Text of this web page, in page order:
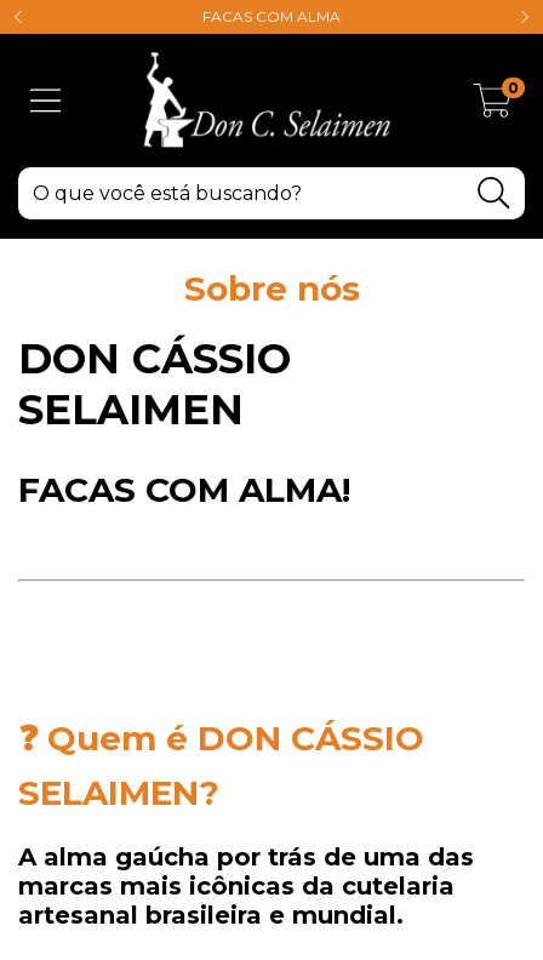
FACAS COM ALMA
0
Sobre nós
DON CÁSSIO
SELAIMEN
FACAS COM ALMA!
❓ Quem é DON CÁSSIO
SELAIMEN?
A alma gaúcha por trás de uma das
marcas mais icônicas da cutelaria
artesanal brasileira e mundial.